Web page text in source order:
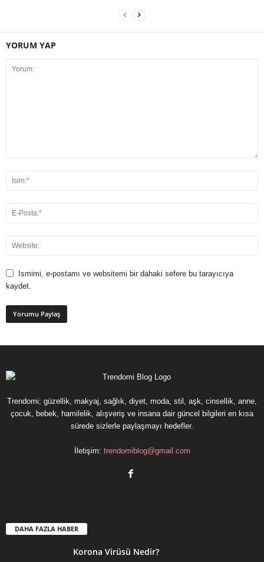
YORUM YAP
Ismimi, e-postamı ve websitemi bir dahaki sefere bu tarayıcıya
kaydet.
Trendomi; güzellik, makyaj, sağlık, diyet, moda, stil, aşk, cinsellik, anne,
çocuk, bebek, hamilelik, alışveriş ve insana dair güncel bilgileri en kısa
sürede sizlerle paylaşmayı hedefler.
İletişim: trendomiblog@gmail.com
DAHA FAZLA HABER
Korona Virüsü Nedir?